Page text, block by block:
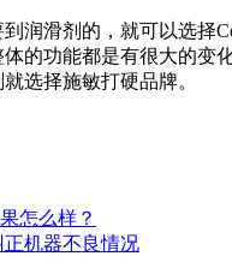
润滑剂的，就可以选择
的功能都是有很大的变
选择施敏打硬品牌。
怎么样？
机器不良情况